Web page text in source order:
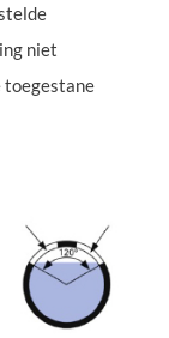
niet
toegestane